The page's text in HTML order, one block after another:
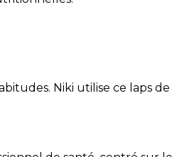
Niki utilise ce laps